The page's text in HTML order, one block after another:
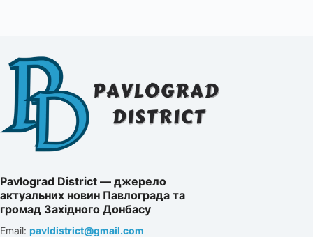
Pavlograd District — джерело
актуальних новин Павлограда та
громад Західного Донбасу
Email: pavldistrict@gmail.com